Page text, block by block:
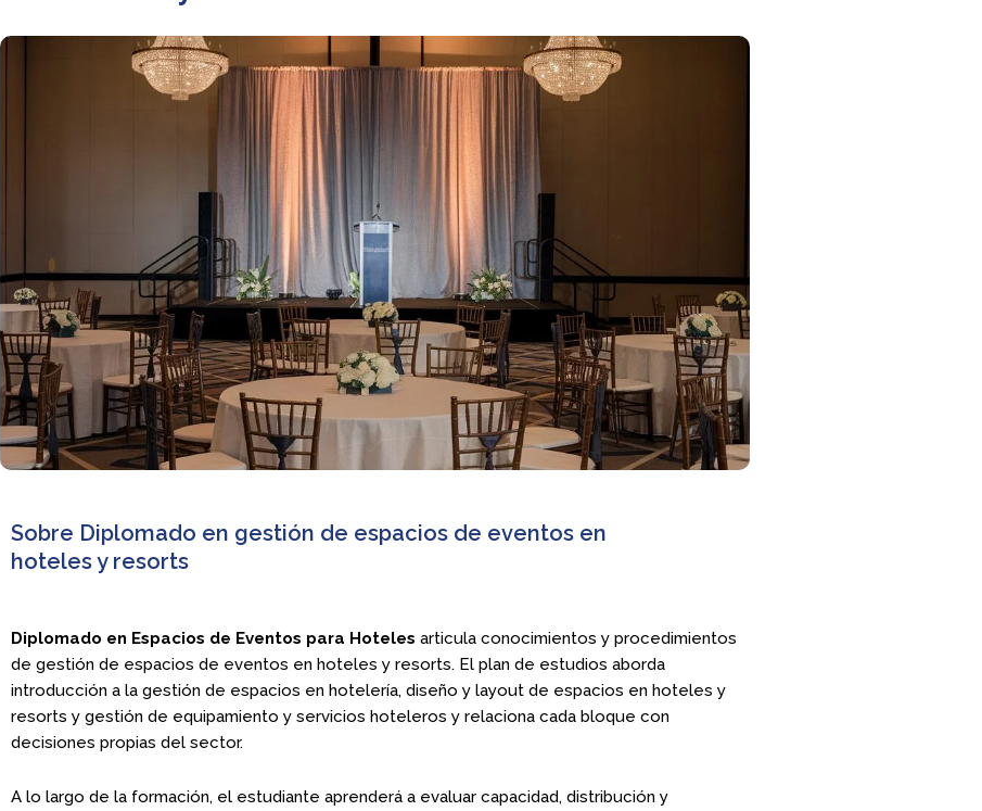
Sobre Diplomado en gestión de espacios de eventos en
hoteles y resorts
Diplomado en Espacios de Eventos para Hoteles articula conocimientos y procedimientos
de gestión de espacios de eventos en hoteles y resorts. El plan de estudios aborda
introducción a la gestión de espacios en hotelería, diseño y layout de espacios en hoteles y
resorts y gestión de equipamiento y servicios hoteleros y relaciona cada bloque con
decisiones propias del sector.
A lo largo de la formación, el estudiante aprenderá a evaluar capacidad, distribución y